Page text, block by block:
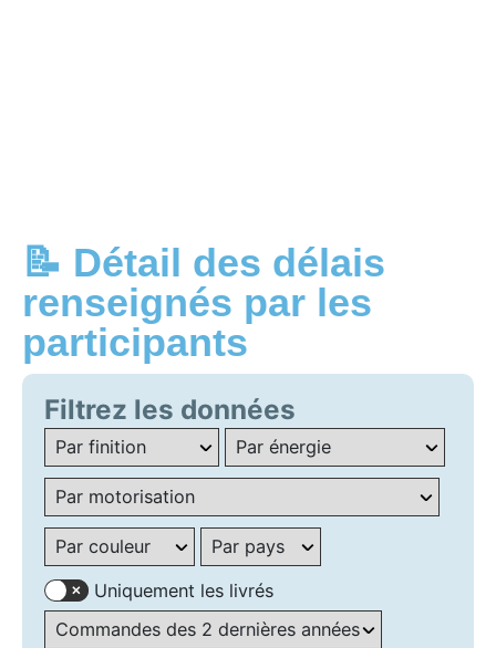
📝 Détail des délais
renseignés par les
participants
Filtrez les données
Uniquement les livrés